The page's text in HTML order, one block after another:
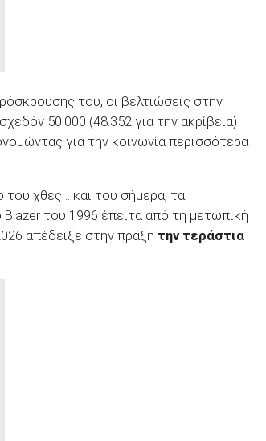
του, οι βελτιώσεις στην
50.000 (48.352 για την ακρίβεια)
για την κοινωνία περισσότερα
χθες… και του σήμερα, τα
του 1996 έπειτα από τη μετωπική
απέδειξε στην πράξη την τεράστια